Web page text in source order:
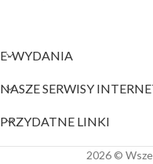
E-WYDANIA
NASZE SERWISY
PRZYDATNE LINKI
2026 ©